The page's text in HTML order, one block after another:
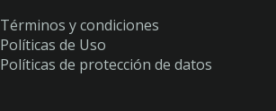
Términos y condiciones
Políticas de Uso
Políticas de protección de datos